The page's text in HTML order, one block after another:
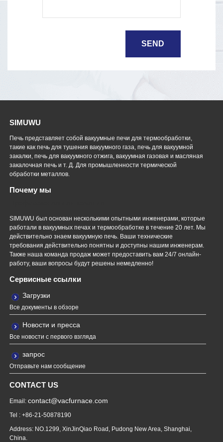
SIMUWU
Печь представляет собой вакуумные печи для термообработки,
такие как печь для тушения вакуумного газа, печь для вакуумной
закалки, печь для вакуумного отжига, вакуумная газовая и масляная
закалочная печь и т. Д. Для промышленности термической
обработки металлов.
Почему мы
SIMUWU был основан несколькими опытными инженерами, которые
работали в вакуумных печах и термообработке в течение 20 лет. Мы
действительно знаем вакуумную печь. Ваши технические
требования действительно понятны и доступны нашим инженерам.
Также наша команда продаж может предоставить вам 24/7 онлайн-
работу, ваши вопросы будут решены немедленно!
Сервисные ссылки
Загрузки
Все документы в обзоре
Новости и пресса
Все новости с первого взгляда
запрос
Отправьте нам сообщение
CONTACT US
Email:contact@vacfurnace.com
Tel : +86-21-50878190
Address: NO.1299, XinJinQiao Road, Pudong New Area, Shanghai,
China.